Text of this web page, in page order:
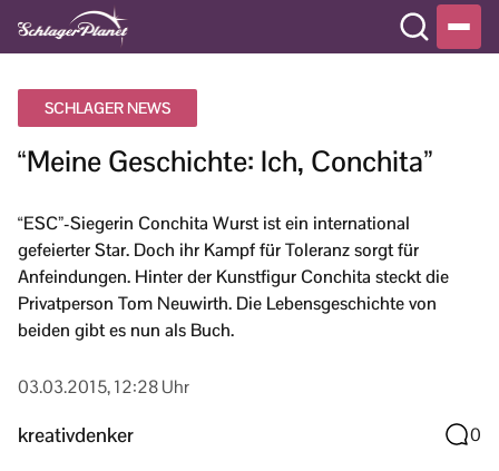
SCHLAGER NEWS
“Meine Geschichte: Ich, Conchita”
“ESC”-Siegerin Conchita Wurst ist ein international
gefeierter Star. Doch ihr Kampf für Toleranz sorgt für
Anfeindungen. Hinter der Kunstfigur Conchita steckt die
Privatperson Tom Neuwirth. Die Lebensgeschichte von
beiden gibt es nun als Buch.
03.03.2015, 12:28 Uhr
kreativdenker 0